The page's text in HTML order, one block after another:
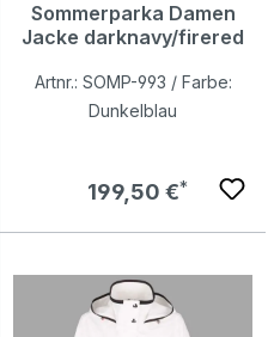
Sommerparka Damen
Jacke darknavy/firered
Artnr.: SOMP-993 / Farbe:
Dunkelblau
Regulärer Preis:
199,50 €